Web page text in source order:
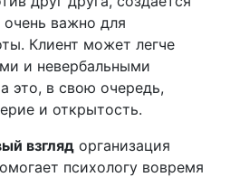
очень важно для
Клиент может легче
и невербальными
это, в свою очередь,
и открытость.
взгляд организация
психологу вовремя